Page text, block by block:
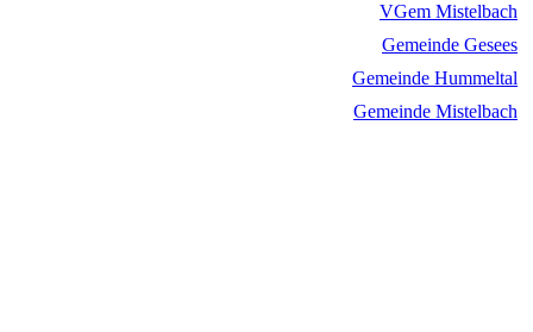
VGem Mistelbach
Gemeinde Gesees
Gemeinde Hummeltal
Gemeinde Mistelbach